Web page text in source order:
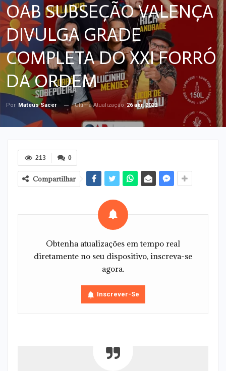
OAB SUBSEÇÃO VALENÇA
DIVULGA GRADE
COMPLETA DO XXI FORRÓ
DA ORDEM
Por Mateus Sacer Última Atualização 26 abr, 2022
0
213
Compartilhar
Obtenha atualizações em tempo real
diretamente no seu dispositivo, inscreva-se
agora.
Inscrever-Se